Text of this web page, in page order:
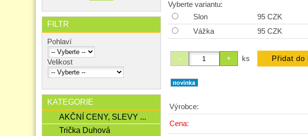
Vyberte variantu:
Slon
95 CZK
Vážka
95 CZK
ks
Výrobce:
Cena:
FILTR
Pohlaví
Velikost
KATEGORIE
AKČNÍ CENY, SLEVY ...
Trička Duhová